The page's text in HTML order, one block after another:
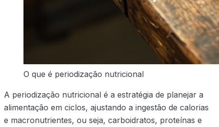
O que é periodização nutricional
A periodização nutricional é a estratégia de planejar a
alimentação em ciclos, ajustando a ingestão de calorias
e macronutrientes, ou seja, carboidratos, proteínas e